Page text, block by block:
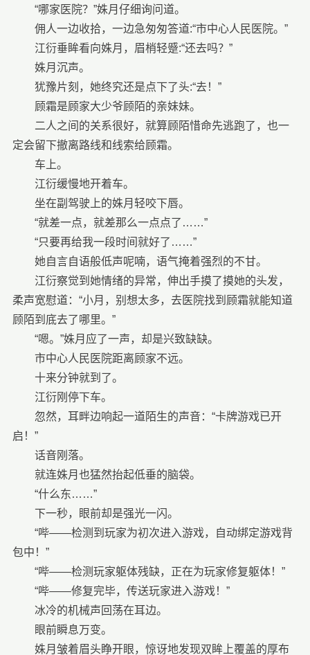
“哪家医院？”姝月仔细询问道。
佣人一边收拾，一边急匆匆答道:“市中心人民医院。”
江衍垂眸看向姝月，眉梢轻蹙:“还去吗？”
姝月沉声。
犹豫片刻，她终究还是点下了头:“去！”
顾霜是顾家大少爷顾陌的亲妹妹。
二人之间的关系很好，就算顾陌惜命先逃跑了，也一
定会留下撤离路线和线索给顾霜。
车上。
江衍缓慢地开着车。
坐在副驾驶上的姝月轻咬下唇。
“就差一点，就差那么一点点了……”
“只要再给我一段时间就好了……”
她自言自语般低声呢喃，语气掩着强烈的不甘。
江衍察觉到她情绪的异常，伸出手摸了摸她的头发，
柔声宽慰道：“小月，别想太多，去医院找到顾霜就能知道
顾陌到底去了哪里。”
“嗯。”姝月应了一声，却是兴致缺缺。
市中心人民医院距离顾家不远。
十来分钟就到了。
江衍刚停下车。
忽然，耳畔边响起一道陌生的声音：“卡牌游戏已开
启！”
话音刚落。
就连姝月也猛然抬起低垂的脑袋。
“什么东……”
下一秒，眼前却是强光一闪。
“哔——检测到玩家为初次进入游戏，自动绑定游戏背
包中！”
“哔——检测玩家躯体残缺，正在为玩家修复躯体！”
“哔——修复完毕，传送玩家进入游戏！”
冰冷的机械声回荡在耳边。
眼前瞬息万变。
姝月皱着眉头睁开眼，惊讶地发现双眸上覆盖的厚布